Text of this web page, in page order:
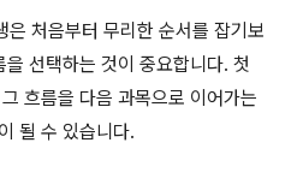
처음부터 무리한 순서를 잡기보
선택하는 것이 중요합니다. 첫
흐름을 다음 과목으로 이어가는
될 수 있습니다.